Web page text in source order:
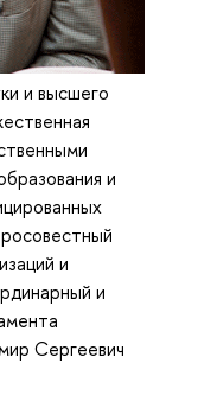
и высшего
и
и
и
Сергеевич